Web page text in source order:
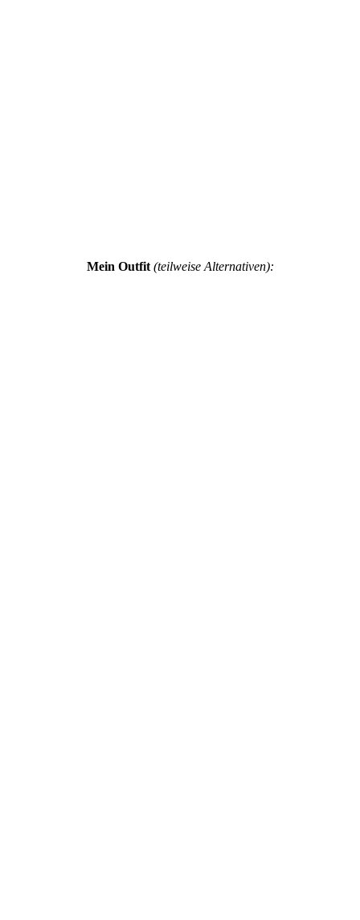
Mein Outfit (teilweise Alternativen):